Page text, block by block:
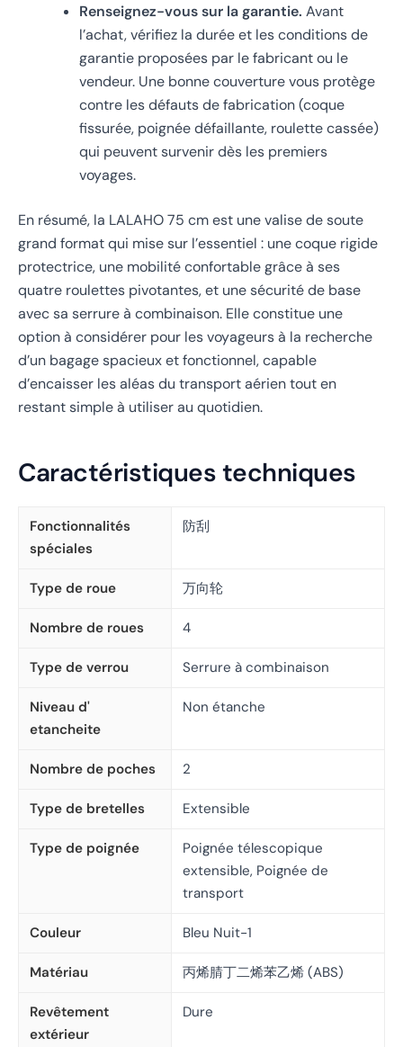
Renseignez-vous sur la garantie. Avant
l’achat, vérifiez la durée et les conditions de
garantie proposées par le fabricant ou le
vendeur. Une bonne couverture vous protège
contre les défauts de fabrication (coque
fissurée, poignée défaillante, roulette cassée)
qui peuvent survenir dès les premiers
voyages.
En résumé, la LALAHO 75 cm est une valise de soute
grand format qui mise sur l’essentiel : une coque rigide
protectrice, une mobilité confortable grâce à ses
quatre roulettes pivotantes, et une sécurité de base
avec sa serrure à combinaison. Elle constitue une
option à considérer pour les voyageurs à la recherche
d’un bagage spacieux et fonctionnel, capable
d’encaisser les aléas du transport aérien tout en
restant simple à utiliser au quotidien.
Caractéristiques techniques
Fonctionnalités
spéciales
防刮
Type de roue 万向轮
Nombre de roues 4
Type de verrou Serrure à combinaison
Niveau d'
etancheite
Non étanche
Nombre de poches 2
Type de bretelles Extensible
Type de poignée
Poignée télescopique
extensible, Poignée de
transport
Couleur Bleu Nuit-1
Matériau 丙烯腈丁二烯苯乙烯 (ABS)
Revêtement
extérieur
Dure